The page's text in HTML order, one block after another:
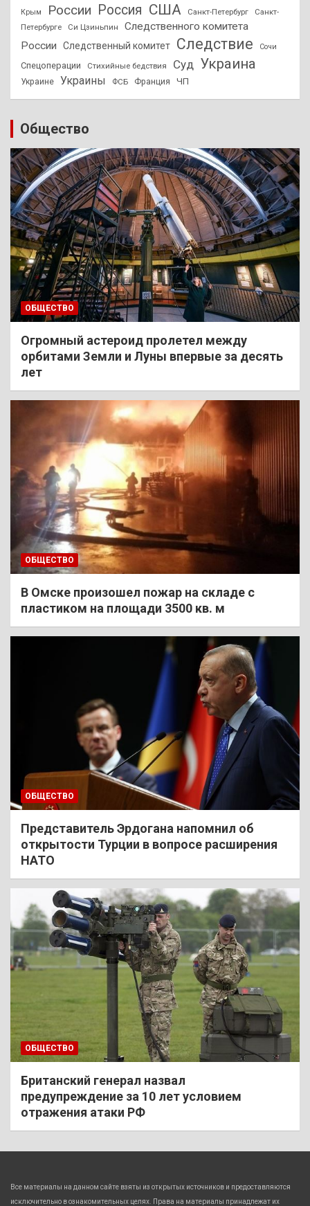
Крым России Россия США Санкт-Петербург
Санкт-
Петербурге
Си Цзиньпин
Следственного комитета
России
Следственный комитет Следствие Сочи
Спецоперации Стихийные бедствия Суд Украина
Украине Украины ФСБ Франция ЧП
Общество
ОБЩЕСТВО
Огромный астероид пролетел между
орбитами Земли и Луны впервые за десять
лет
ОБЩЕСТВО
В Омске произошел пожар на складе с
пластиком на площади 3500 кв. м
ОБЩЕСТВО
Представитель Эрдогана напомнил об
открытости Турции в вопросе расширения
НАТО
ОБЩЕСТВО
Британский генерал назвал
предупреждение за 10 лет условием
отражения атаки РФ
Все материалы на данном сайте взяты из открытых источников и предоставляются
исключительно в ознакомительных целях. Права на материалы принадлежат их